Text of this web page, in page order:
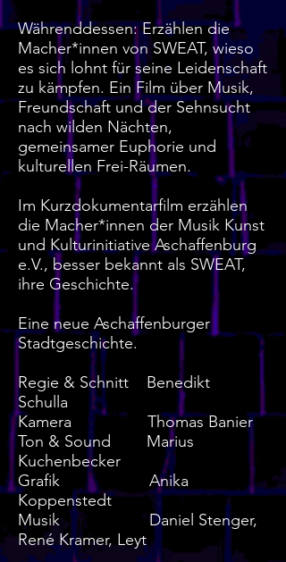
Währenddessen: Erzählen die
Macher*innen von SWEAT, wieso
es sich lohnt für seine Leidenschaft
zu kämpfen. Ein Film über Musik,
Freundschaft und der Sehnsucht
nach wilden Nächten,
gemeinsamer Euphorie und
kulturellen Frei-Räumen.
Im Kurzdokumentarfilm erzählen
die Macher*innen der Musik Kunst
und Kulturinitiative Aschaffenburg
e.V., besser bekannt als SWEAT,
ihre Geschichte.
Eine neue Aschaffenburger
Stadtgeschichte.
Regie & Schnitt Benedikt
Schulla
Kamera Thomas Banier
Ton & Sound Marius
Kuchenbecker
Grafik Anika
Koppenstedt
Musik Daniel Stenger,
René Kramer, Leyt